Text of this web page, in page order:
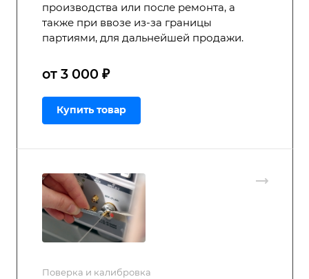
производства или после ремонта, а
также при ввозе из-за границы
партиями, для дальнейшей продажи.
от 3 000 ₽
Купить товар
Поверка и калибровка